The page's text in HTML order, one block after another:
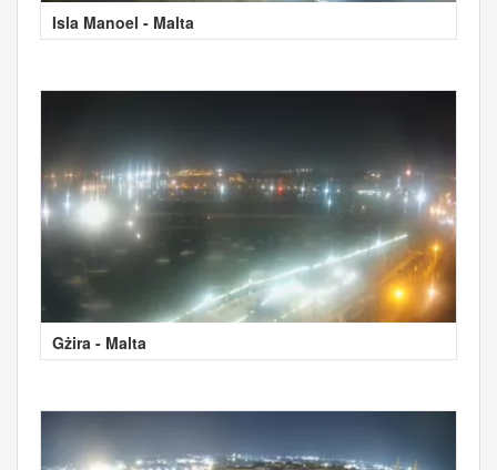
Isla Manoel - Malta
Gżira - Malta